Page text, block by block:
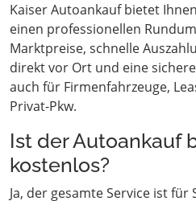
Kaiser Autoankauf bietet
einen professionellen
Marktpreise, schnelle
direkt vor Ort und eine
auch für Firmenfahrzeuge,
Privat-Pkw.
Ist der Autoankauf
kostenlos?
Ja, der gesamte Service ist für